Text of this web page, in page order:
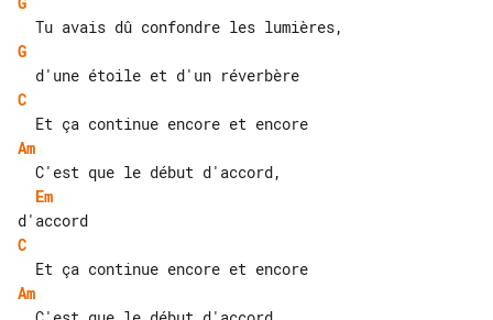
G
C
Am
Em
C
Am